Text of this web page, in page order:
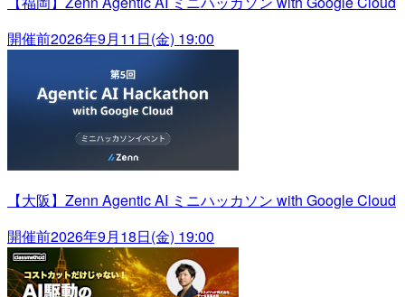
開催前2026年9月11日(金) 19:00
【大阪】Zenn Agentic AI ミニハッカソン with Google Cloud
開催前2026年9月18日(金) 19:00